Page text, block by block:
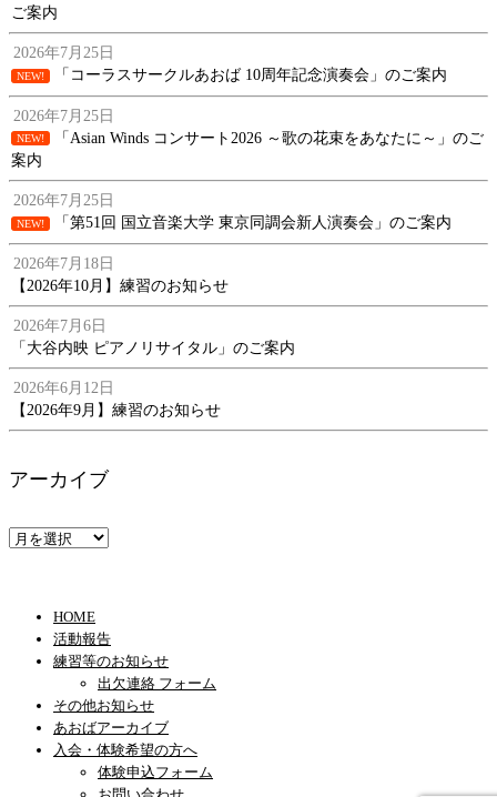
ご案内
2026年7月25日
NEW! 「コーラスサークルあおば 10周年記念演奏会」のご案内
2026年7月25日
NEW!
「Asian Winds コンサート2026 ～歌の花束をあなたに～」のご
案内
2026年7月25日
NEW! 「第51回 国立音楽大学 東京同調会新人演奏会」のご案内
2026年7月18日
【2026年10月】練習のお知らせ
2026年7月6日
「大谷内映 ピアノリサイタル」のご案内
2026年6月12日
【2026年9月】練習のお知らせ
アーカイブ
ア
HOME
活動報告
練習等のお知らせ
出欠連絡 フォーム
その他お知らせ
あおばアーカイブ
入会・体験希望の方へ
体験申込フォーム